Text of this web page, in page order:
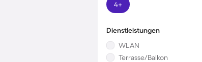
4+
Dienstleistungen
WLAN
Terrasse/Balkon